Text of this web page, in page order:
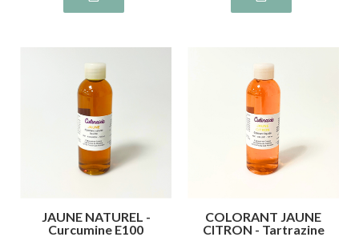
JAUNE NATUREL -
Curcumine E100
COLORANT JAUNE
CITRON - Tartrazine